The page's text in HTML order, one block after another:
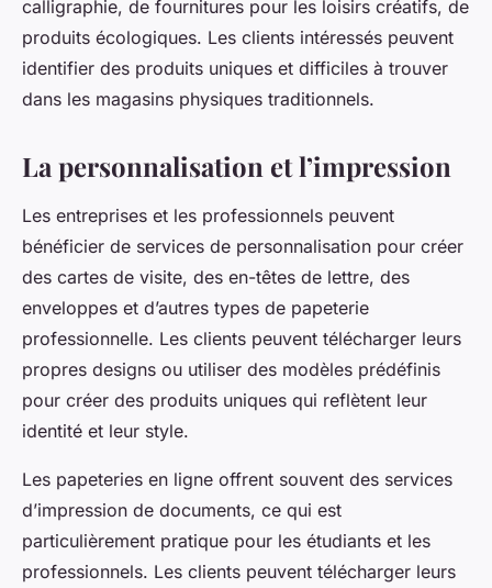
calligraphie, de fournitures pour les loisirs créatifs, de
produits écologiques. Les clients intéressés peuvent
identifier des produits uniques et difficiles à trouver
dans les magasins physiques traditionnels.
La personnalisation et l’impression
Les entreprises et les professionnels peuvent
bénéficier de services de personnalisation pour créer
des cartes de visite, des en-têtes de lettre, des
enveloppes et d’autres types de papeterie
professionnelle. Les clients peuvent télécharger leurs
propres designs ou utiliser des modèles prédéfinis
pour créer des produits uniques qui reflètent leur
identité et leur style.
Les papeteries en ligne offrent souvent des services
d’impression de documents, ce qui est
particulièrement pratique pour les étudiants et les
professionnels. Les clients peuvent télécharger leurs